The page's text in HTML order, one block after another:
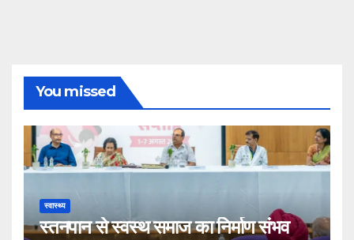
You missed
स्वास्थ्य
स्तनपान से स्वस्थ समाज का निर्माण संभव